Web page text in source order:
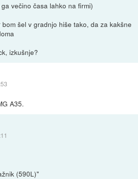
večino časa lahko na firmi)
šel v gradnjo hiše tako, da za kakšne
izkušnje?
A35.
(590L)"